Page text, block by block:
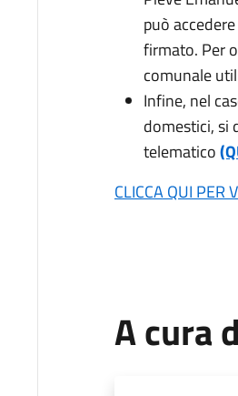
può
firmato. Per
comunale
Infine, nel
domestici, si
telematico
CLICCA QUI PER
A cura